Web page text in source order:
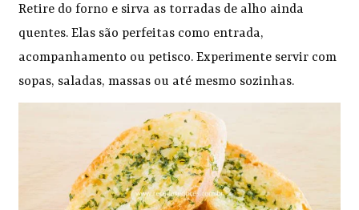
Retire do forno e sirva as torradas de alho ainda
quentes. Elas são perfeitas como entrada,
acompanhamento ou petisco. Experimente servir com
sopas, saladas, massas ou até mesmo sozinhas.